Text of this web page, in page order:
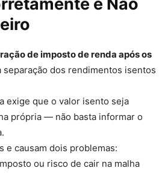
de imposto de renda após os
separação dos rendimentos isentos
exige que o valor isento seja
própria — não basta informar o
e causam dois problemas:
ou risco de cair na malha